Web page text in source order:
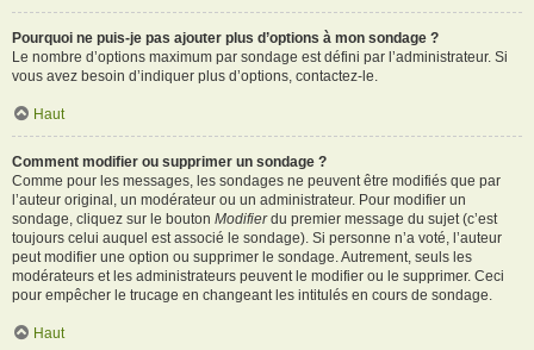
Pourquoi ne puis-je pas ajouter plus d’options à mon sondage ?
Le nombre d’options maximum par sondage est défini par l’administrateur. Si
vous avez besoin d’indiquer plus d’options, contactez-le.
Haut
Comment modifier ou supprimer un sondage ?
Comme pour les messages, les sondages ne peuvent être modifiés que par
l’auteur original, un modérateur ou un administrateur. Pour modifier un
sondage, cliquez sur le bouton Modifierdu premier message du sujet (c’est
toujours celui auquel est associé le sondage). Si personne n’a voté, l’auteur
peut modifier une option ou supprimer le sondage. Autrement, seuls les
modérateurs et les administrateurs peuvent le modifier ou le supprimer. Ceci
pour empêcher le trucage en changeant les intitulés en cours de sondage.
Haut